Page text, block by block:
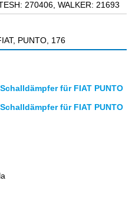
270406, WALKER: 21693
PUNTO, 176
für FIAT PUNTO
für FIAT PUNTO